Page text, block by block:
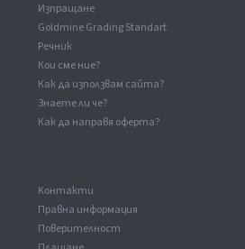
Изпращане
Goldmine Grading Standart
Речник
Кои сме ние?
Как да използвам сайта?
Знаете ли че?
Как да направя оферта?
Kонтакти
Правна информация
Поверителност